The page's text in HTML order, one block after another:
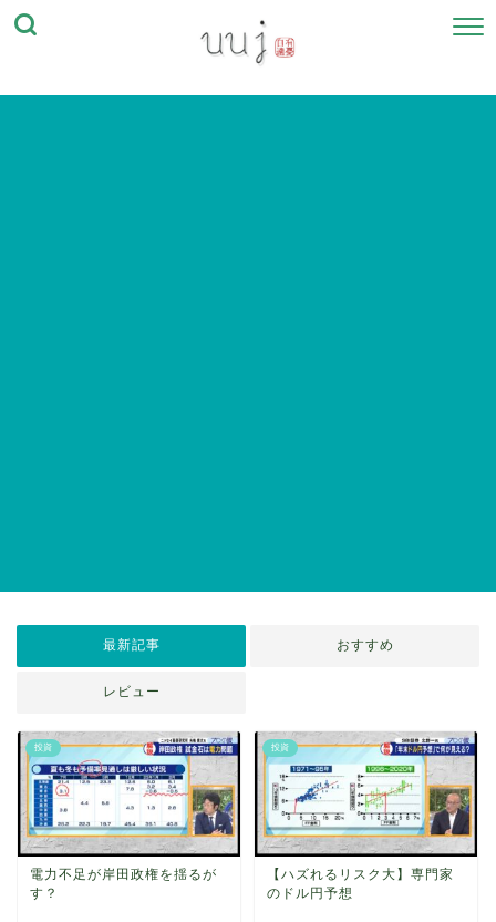
最新記事 おすすめ
レビュー
投資
電力不足が岸田政権を揺るが
す？
投資
【ハズれるリスク大】専門家
のドル円予想